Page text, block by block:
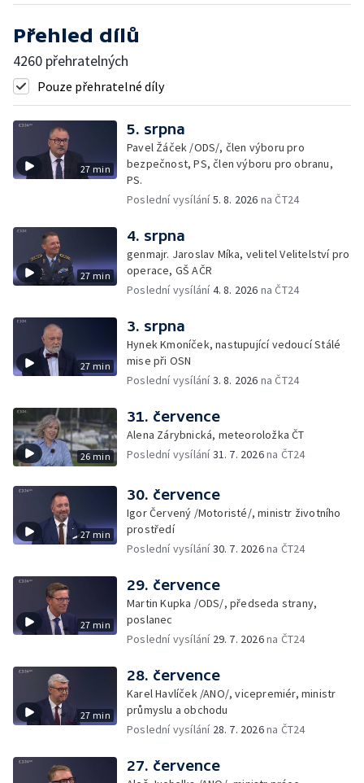
Přehled dílů
4260 přehratelných
Pouze přehratelné díly
27 min
5. srpna
Pavel Žáček /ODS/, člen výboru pro
bezpečnost, PS, člen výboru pro obranu,
PS.
Poslední vysílání5. 8. 2026 na ČT24
27 min
4. srpna
genmajr. Jaroslav Míka, velitel Velitelství pro
operace, GŠ AČR
Poslední vysílání4. 8. 2026 na ČT24
27 min
3. srpna
Hynek Kmoníček, nastupující vedoucí Stálé
mise při OSN
Poslední vysílání3. 8. 2026 na ČT24
26 min
31. července
Alena Zárybnická, meteoroložka ČT
Poslední vysílání31. 7. 2026na ČT24
27 min
30. července
Igor Červený /Motoristé/, ministr životního
prostředí
Poslední vysílání30. 7. 2026na ČT24
27 min
29. července
Martin Kupka /ODS/, předseda strany,
poslanec
Poslední vysílání 29. 7. 2026na ČT24
27 min
28. července
Karel Havlíček /ANO/, vicepremiér, ministr
průmyslu a obchodu
Poslední vysílání 28. 7. 2026na ČT24
27. července